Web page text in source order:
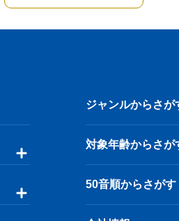
ジャンルからさが
対象年齢からさが
50音順からさがす